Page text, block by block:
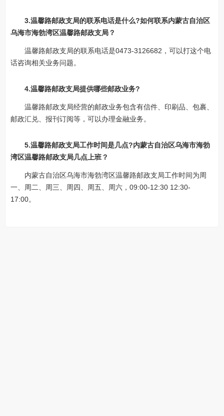
3.温馨路邮政支局的联系电话是什么?如何联系内蒙古自治区
乌海市海勃湾区温馨路邮政支局？
温馨路邮政支局的联系电话是0473-3126682，可以打这个电
话咨询相关业务问题。
4.温馨路邮政支局提供哪些邮政业务?
温馨路邮政支局经营的邮政业务包含有信件、印刷品、包裹、
邮政汇兑、报刊订阅等，可以办理金融业务。
5.温馨路邮政支局工作时间是几点?内蒙古自治区乌海市海勃
湾区温馨路邮政支局几点上班？
内蒙古自治区乌海市海勃湾区温馨路邮政支局工作时间为周
一、周二、周三、周四、周五、周六，09:00-12:30 12:30-
17:00。